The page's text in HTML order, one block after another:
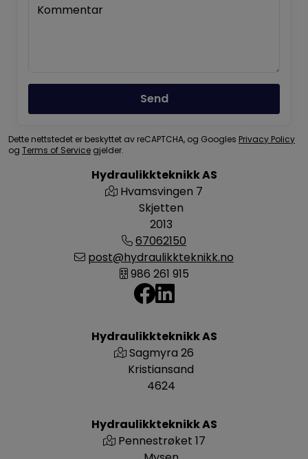
Hydraulikkteknikk AS
Hvamsvingen 7
Skjetten
2013
67062150
post@hydraulikkteknikk.no
986 261 915
Hydraulikkteknikk AS
Pennestrøket 17
Hydraulikkteknikk AS
Sagmyra 26
Kristiansand
4624
Kommentar
Send
Dette nettstedet er beskyttet av reCAPTCHA, og Googles Privacy Policy
og Terms of Service gjelder.